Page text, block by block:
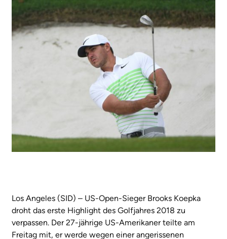
Los Angeles (SID) – US-Open-Sieger Brooks Koepka
droht das erste Highlight des Golfjahres 2018 zu
verpassen. Der 27-jährige US-Amerikaner teilte am
Freitag mit, er werde wegen einer angerissenen